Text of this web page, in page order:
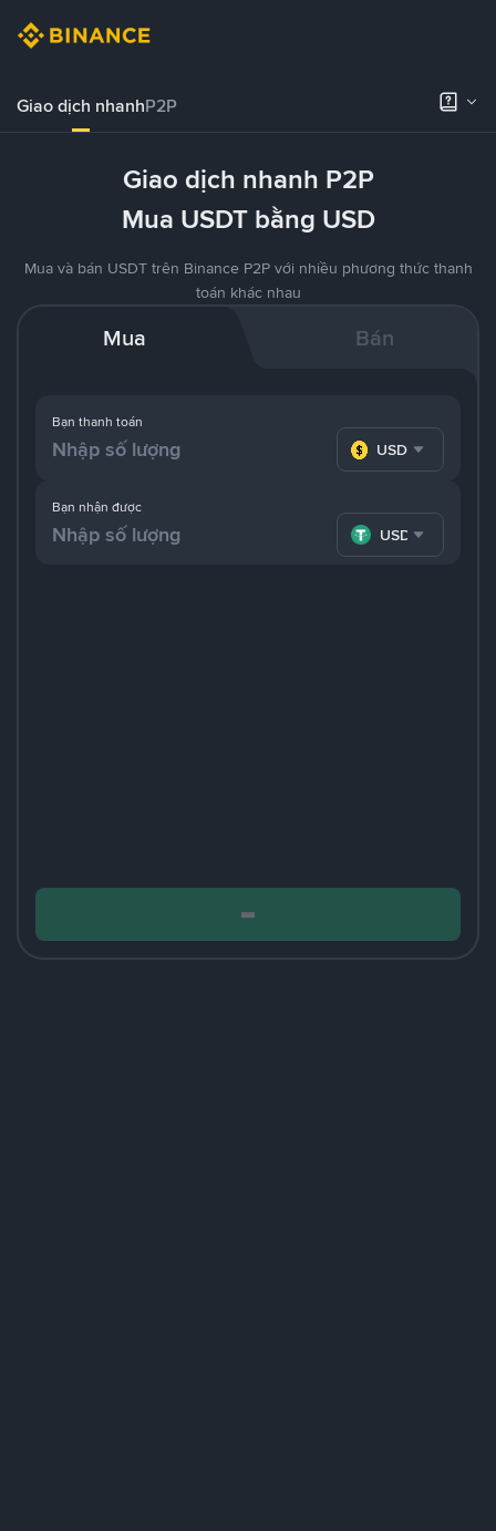
Giao dịch nhanhP2P
Giao dịch nhanh P2P
Mua USDT bằng USD
Mua và bán USDT trên Binance P2P với nhiều phương thức thanh
toán khác nhau
Mua Bán
Bạn thanh toán
USD
Bạn nhận được
USDT